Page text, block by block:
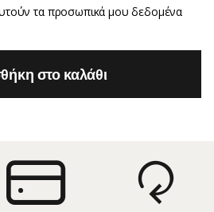
τα προσωπικά μου δεδομένα
στο καλάθι